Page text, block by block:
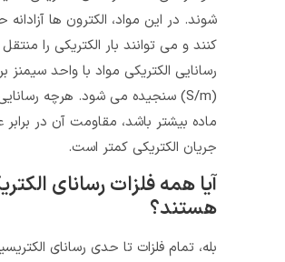
شوند. در این مواد، الکترون‌ ها آزادانه حرکت می‌
کنند و می‌ توانند بار الکتریکی را منتقل کنند.
رسانایی الکتریکی مواد با واحد سیمنز بر متر
(S/m) سنجیده می‌ شود. هرچه رسانایی یک
ماده بیشتر باشد، مقاومت آن در برابر عبور
جریان الکتریکی کمتر است.
آیا همه فلزات رسانای الکتریکی
هستند؟
بله، تمام فلزات تا حدی رسانای الکتریسیته